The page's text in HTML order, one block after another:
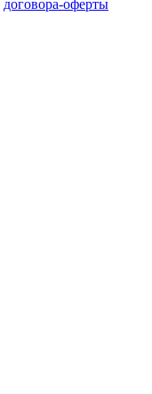
договора-оферты